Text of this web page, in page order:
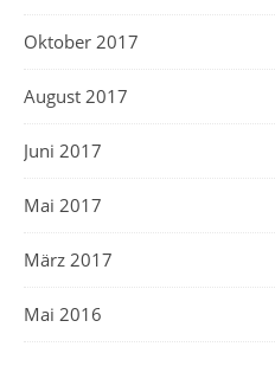
Oktober 2017
August 2017
Juni 2017
Mai 2017
März 2017
Mai 2016